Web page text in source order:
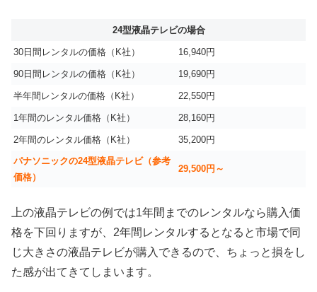
24型液晶テレビの場合
30日間レンタルの価格（K社） 16,940円
90日間レンタルの価格（K社） 19,690円
半年間レンタルの価格（K社） 22,550円
1年間のレンタル価格（K社） 28,160円
2年間のレンタル価格（K社）
35,200円
パナソニックの24型液晶テレビ（参考
価格）
29,500円～
上の液晶テレビの例では1年間までのレンタルなら購入価
格を下回りますが、2年間レンタルするとなると市場で同
じ大きさの液晶テレビが購入できるので、ちょっと損をし
た感が出てきてしまいます。